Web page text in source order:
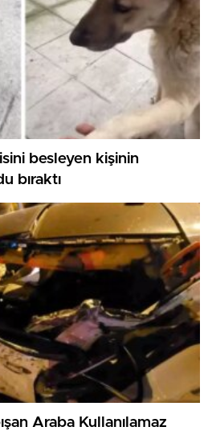
besleyen kişinin
bıraktı
Araba Kullanılamaz